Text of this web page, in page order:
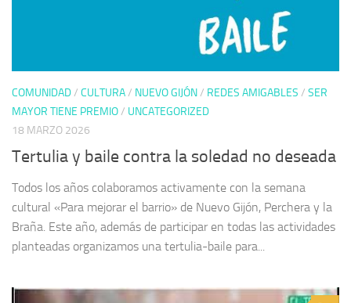
COMUNIDAD/ CULTURA/ NUEVO GIJÓN/ REDES AMIGABLES / SER
MAYOR TIENE PREMIO/ UNCATEGORIZED
18 MARZO 2026
Tertulia y baile contra la soledad no deseada
Todos los años colaboramos activamente con la semana
cultural «Para mejorar el barrio» de Nuevo Gijón, Perchera y la
Braña. Este año, además de participar en todas las actividades
planteadas organizamos una tertulia-baile para...